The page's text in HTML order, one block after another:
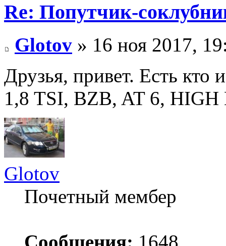
Re: Попутчик-
Glotov » 16 ноя 2017,
Друзья, привет. Есть кто
1,8 TSI, BZB, AT 6,
Glotov
Почетный мембер